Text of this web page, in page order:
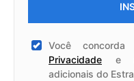
Você
Privacidade e
adicionais do